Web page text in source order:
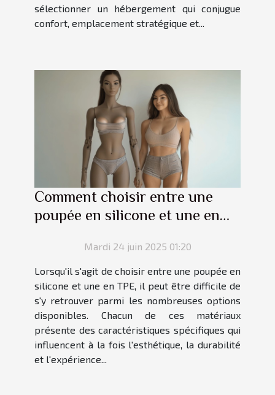
sélectionner un hébergement qui conjugue
confort, emplacement stratégique et...
Comment choisir entre une
poupée en silicone et une en
Mardi 24 juin 2025 01:20
Lorsqu'il s'agit de choisir entre une poupée en
silicone et une en TPE, il peut être difficile de
s'y retrouver parmi les nombreuses options
disponibles. Chacun de ces matériaux
présente des caractéristiques spécifiques qui
influencent à la fois l'esthétique, la durabilité
et l'expérience...